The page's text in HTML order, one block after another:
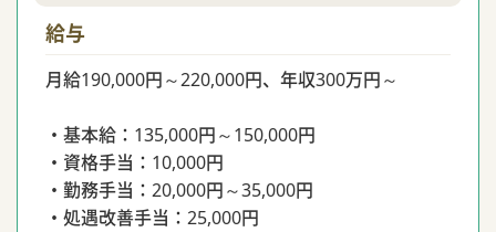
給与
月給190,000円～220,000円、年収300万円～
・基本給：135,000円～150,000円
・資格手当：10,000円
・勤務手当：20,000円～35,000円
・処遇改善手当：25,000円